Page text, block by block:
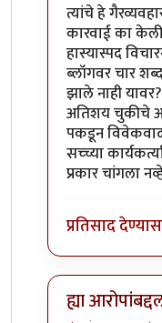
त्यांचे हे
कारवाई का
हास्यास्पद
ब्लॉगवर चार
झाले नाही
अतिशय चुकीचे
पकडून
सच्च्या
प्रकार चांगला
प्रतिसाद
ह्या